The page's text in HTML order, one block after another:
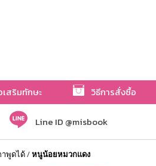
สริมทักษะ วิธีการสั่งซื้อ
Line ID @misbook
พูดได้/หนูน้อยหมวกแดง